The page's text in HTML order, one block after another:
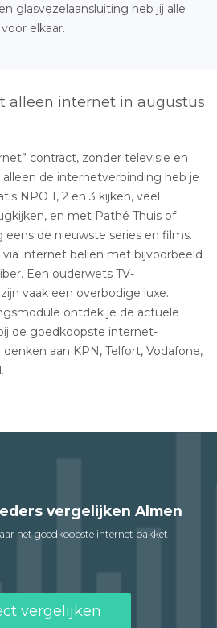
glasvezelaansluiting heb jij alle
elkaar.
alleen internet in augustus
contract, zonder televisie en
de internetverbinding heb je
NPO 1, 2 en 3 kijken, veel
en met Pathé Thuis of
de nieuwste series en films.
internet bellen met bijvoorbeeld
Een ouderwets TV-
vaak een overbodige luxe.
ontdek je de actuele
de goedkoopste internet-
aan KPN, Telfort, Vodafone,
vergelijken Almen
het goedkoopste internet pakket
vergelijken